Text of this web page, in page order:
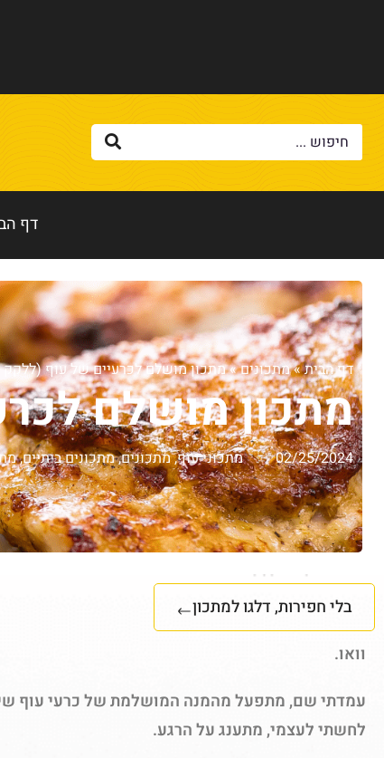
דף
דף הבית»מתכונים»מתכון מושלם לכרעיים של עוף
מתכון מושלם
02/25/2024 מתכוני עוף,מתכונים,מתכונים ביתיים,
בלי חפירות, דלגו למתכון
וואו.
עמדתי שם, מתפעל מהמנה המושלמת של כרעי עוף
לחשתי לעצמי, מתענג על הרגע.